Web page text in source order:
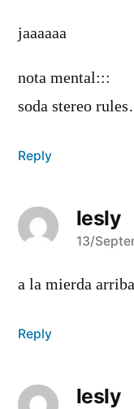
jaaaaaa
nota mental:::
soda stereo
Reply
lesly
says:
13/
a la mierda
Reply
lesly